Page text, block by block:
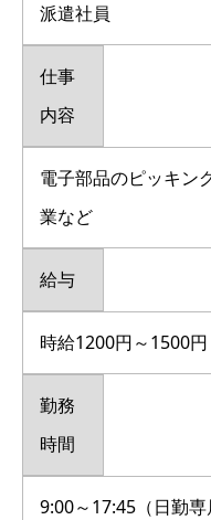
派遣社員
仕事
内容
電子部品のピッキン
業など
給与
時給1200円～1500円
勤務
時間
9:00～17:45（日勤専